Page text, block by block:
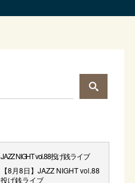
JAZZ NIGHT vol.88投げ銭ライブ
【8月8日】JAZZ NIGHT vol.88
投げ銭ライブ